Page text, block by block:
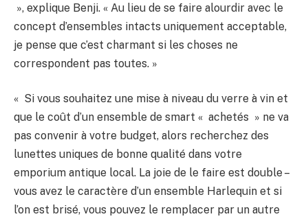
», explique Benji. « Au lieu de se faire alourdir avec le
concept d’ensembles intacts uniquement acceptable,
je pense que c’est charmant si les choses ne
correspondent pas toutes. »
« Si vous souhaitez une mise à niveau du verre à vin et
que le coût d’un ensemble de smart « achetés » ne va
pas convenir à votre budget, alors recherchez des
lunettes uniques de bonne qualité dans votre
emporium antique local. La joie de le faire est double –
vous avez le caractère d’un ensemble Harlequin et si
l’on est brisé, vous pouvez le remplacer par un autre